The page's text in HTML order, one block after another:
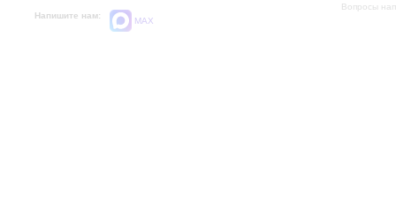
Напишите нам:
MAX
Вопросы